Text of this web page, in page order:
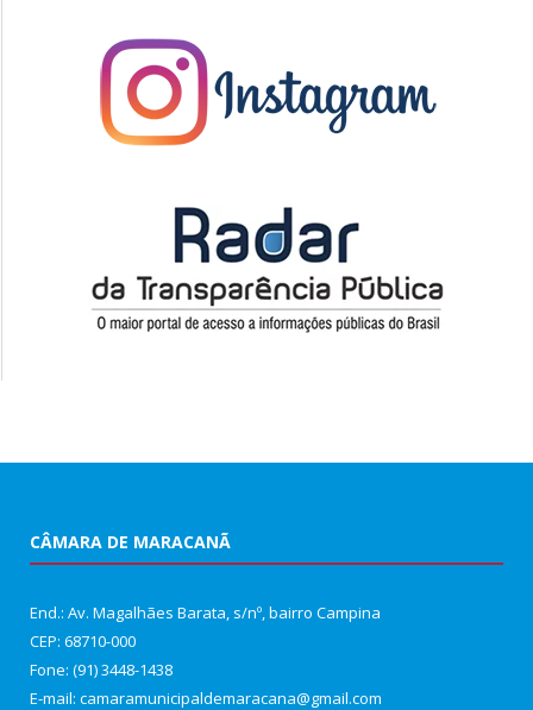
CÂMARA DE MARACANÃ
End.: Av. Magalhães Barata, s/nº, bairro Campina
CEP: 68710-000
Fone: (91) 3448-1438
E-mail: camaramunicipaldemaracana@gmail.com